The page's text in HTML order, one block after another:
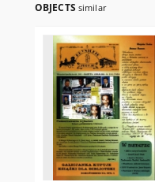
OBJECTS similar